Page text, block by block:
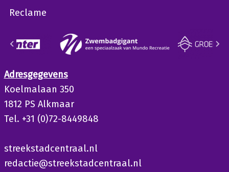
Reclame
Adresgegevens
Koelmalaan 350
1812 PS Alkmaar
Tel. +31 (0)72-8449848
streekstadcentraal.nl
redactie@streekstadcentraal.nl